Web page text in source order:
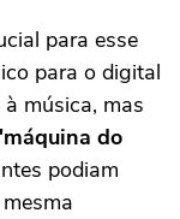
para esse
para o digital
música, mas
do
podiam